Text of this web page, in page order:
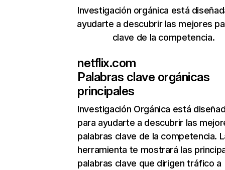
Investigación orgánica está
ayudarte a descubrir las mejores
clave de la competencia.
netflix.com
Palabras clave orgánicas
principales
Investigación Orgánica está
para ayudarte a descubrir las
palabras clave de la competencia.
herramienta te mostrará las
palabras clave que dirigen tráfico a